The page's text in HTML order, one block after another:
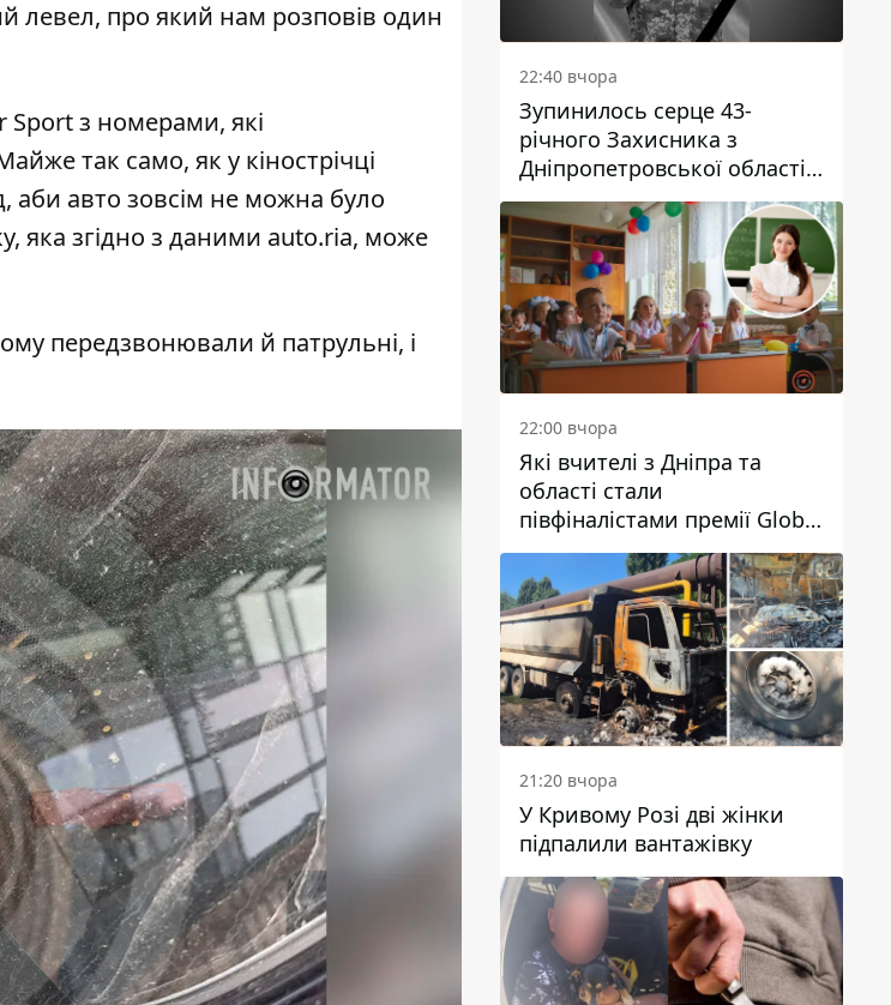
левел, про який нам розповів один
Sport з номерами, які
так само, як у кінострічці
аби авто зовсім не можна було
яка згідно з даними auto.ria, може
передзвонювали й патрульні, і
22:40 вчора
Зупинилось серце 43-
річного Захисника з
Дніпропетровської області
Євгена Зінченка
22:00 вчора
Які вчителі з Дніпра та
області стали
півфіналістами премії Global
Teacher Prize Ukraine 2026
21:20 вчора
У Кривому Розі дві жінки
підпалили вантажівку